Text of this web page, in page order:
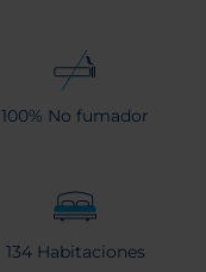
100% No fumador
134 Habitaciones